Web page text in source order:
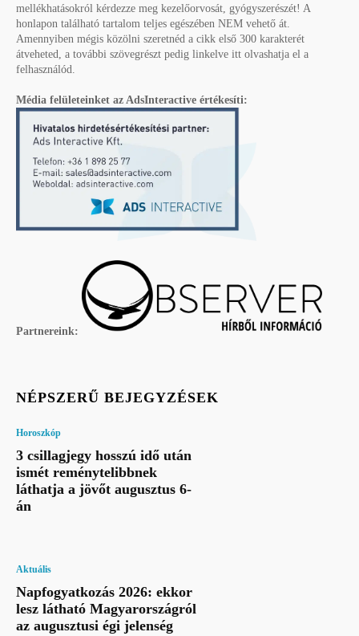
mellékhatásokról kérdezze meg kezelőorvosát, gyógyszerészét! A
honlapon található tartalom teljes egészében NEM vehető át.
Amennyiben mégis közölni szeretnéd a cikk első 300 karakterét
átveheted, a további szövegrészt pedig linkelve itt olvashatja el a
felhasználód.
Média felületeinket az AdsInteractive értékesíti:
Partnereink:
NÉPSZERŰ BEJEGYZÉSEK
Horoszkóp
3 csillagjegy hosszú idő után
ismét reménytelibbnek
láthatja a jövőt augusztus 6-
án
Aktuális
Napfogyatkozás 2026: ekkor
lesz látható Magyarországról
az augusztusi égi jelenség